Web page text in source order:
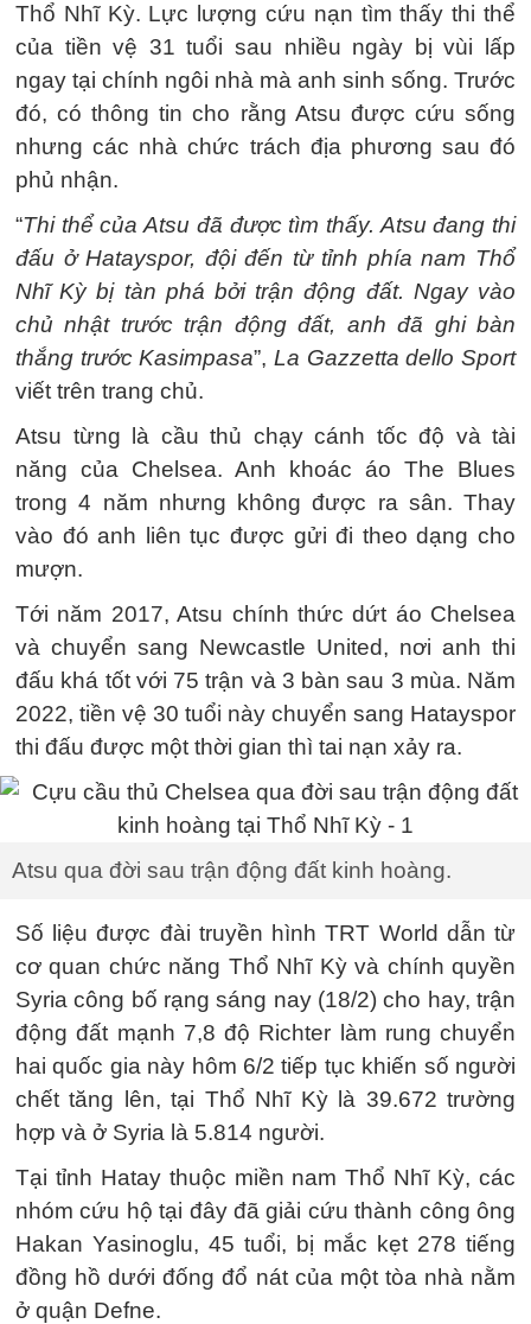
Thổ Nhĩ Kỳ. Lực lượng cứu nạn tìm thấy thi thể
của tiền vệ 31 tuổi sau nhiều ngày bị vùi lấp
ngay tại chính ngôi nhà mà anh sinh sống. Trước
đó, có thông tin cho rằng Atsu được cứu sống
nhưng các nhà chức trách địa phương sau đó
phủ nhận.
“Thi thể của Atsu đã được tìm thấy. Atsu đang thi
đấu ở Hatayspor, đội đến từ tỉnh phía nam Thổ
Nhĩ Kỳ bị tàn phá bởi trận động đất. Ngay vào
chủ nhật trước trận động đất, anh đã ghi bàn
thắng trước Kasimpasa”,La Gazzetta dello Sport
viết trên trang chủ.
Atsu từng là cầu thủ chạy cánh tốc độ và tài
năng của Chelsea. Anh khoác áo The Blues
trong 4 năm nhưng không được ra sân. Thay
vào đó anh liên tục được gửi đi theo dạng cho
mượn.
Tới năm 2017, Atsu chính thức dứt áo Chelsea
và chuyển sang Newcastle United, nơi anh thi
đấu khá tốt với 75 trận và 3 bàn sau 3 mùa. Năm
2022, tiền vệ 30 tuổi này chuyển sang Hatayspor
thi đấu được một thời gian thì tai nạn xảy ra.
Atsu qua đời sau trận động đất kinh hoàng.
Số liệu được đài truyền hình TRT World dẫn từ
cơ quan chức năng Thổ Nhĩ Kỳ và chính quyền
Syria công bố rạng sáng nay (18/2) cho hay, trận
động đất mạnh 7,8 độ Richter làm rung chuyển
hai quốc gia này hôm 6/2 tiếp tục khiến số người
chết tăng lên, tại Thổ Nhĩ Kỳ là 39.672 trường
hợp và ở Syria là 5.814 người.
Tại tỉnh Hatay thuộc miền nam Thổ Nhĩ Kỳ, các
nhóm cứu hộ tại đây đã giải cứu thành công ông
Hakan Yasinoglu, 45 tuổi, bị mắc kẹt 278 tiếng
đồng hồ dưới đống đổ nát của một tòa nhà nằm
ở quận Defne.